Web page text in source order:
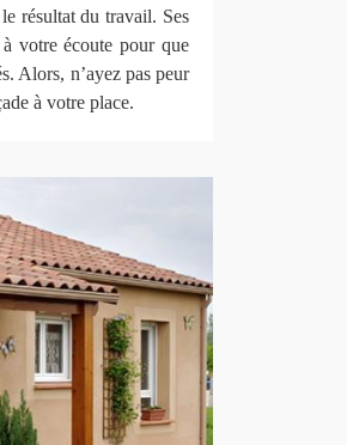
résultat du travail. Ses
votre écoute pour que
Alors, n’ayez pas peur
à votre place.